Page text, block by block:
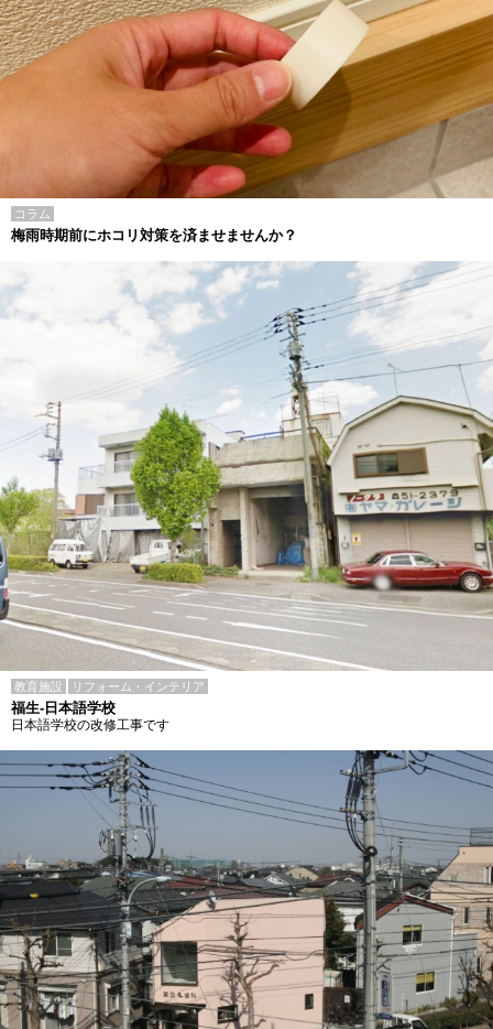
コラム
梅雨時期前にホコリ対策を済ませませんか？
教育施設 リフォーム・インテリア
福生-日本語学校
日本語学校の改修工事です